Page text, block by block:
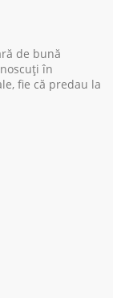
de bună
în
fie că predau la